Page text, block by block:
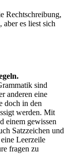
Rechtschreibung,
aber es liest sich
sind
anderen eine
doch in den
werden. Mit
einem gewissen
Satzzeichen und
Leerzeile
fragen zu